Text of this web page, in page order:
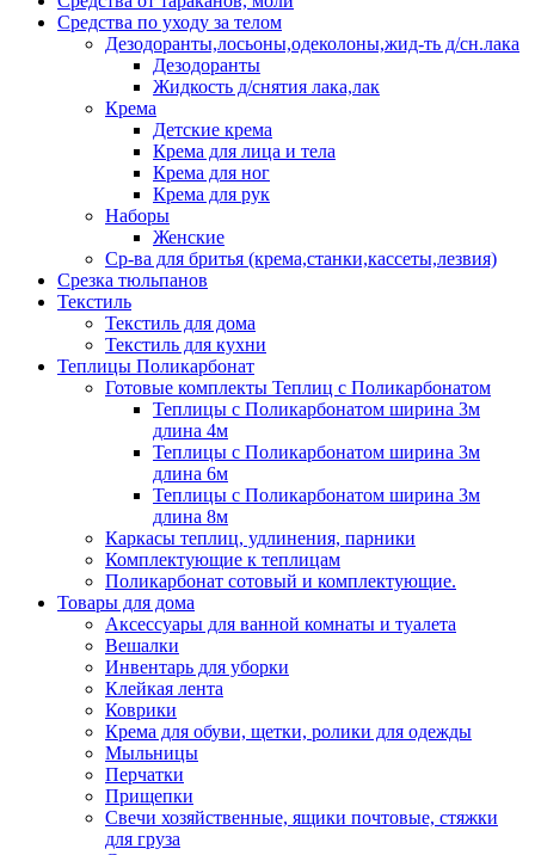
Средства по уходу за телом
Дезодоранты,лосьоны,одеколоны,жид-ть д/сн.лака
Дезодоранты
Жидкость д/снятия лака,лак
Крема
Детские крема
Крема для лица и тела
Крема для ног
Крема для рук
Наборы
Женские
Ср-ва для бритья (крема,станки,кассеты,лезвия)
Срезка тюльпанов
Текстиль
Текстиль для дома
Текстиль для кухни
Теплицы Поликарбонат
Готовые комплекты Теплиц с Поликарбонатом
Теплицы с Поликарбонатом ширина 3м
длина 4м
Теплицы с Поликарбонатом ширина 3м
длина 6м
Теплицы с Поликарбонатом ширина 3м
длина 8м
Каркасы теплиц, удлинения, парники
Комплектующие к теплицам
Поликарбонат сотовый и комплектующие.
Товары для дома
Аксессуары для ванной комнаты и туалета
Вешалки
Инвентарь для уборки
Клейкая лента
Коврики
Крема для обуви, щетки, ролики для одежды
Мыльницы
Перчатки
Прищепки
Свечи хозяйственные, ящики почтовые, стяжки
для груза